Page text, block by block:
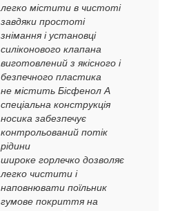
легко містити в чистоті
завдяки простоті
знімання і установці
силіконового клапана
виготовлений з якісного і
безпечного пластика
не містить Бісфенол А
спеціальна конструкція
носика забезпечує
контрольований потік
рідини
широке горлечко дозволяє
легко чистити і
наповнювати поїльник
гумове покриття на